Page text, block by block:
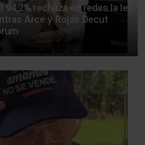
rechaza en redes la ley
Arce y Rojas Decut